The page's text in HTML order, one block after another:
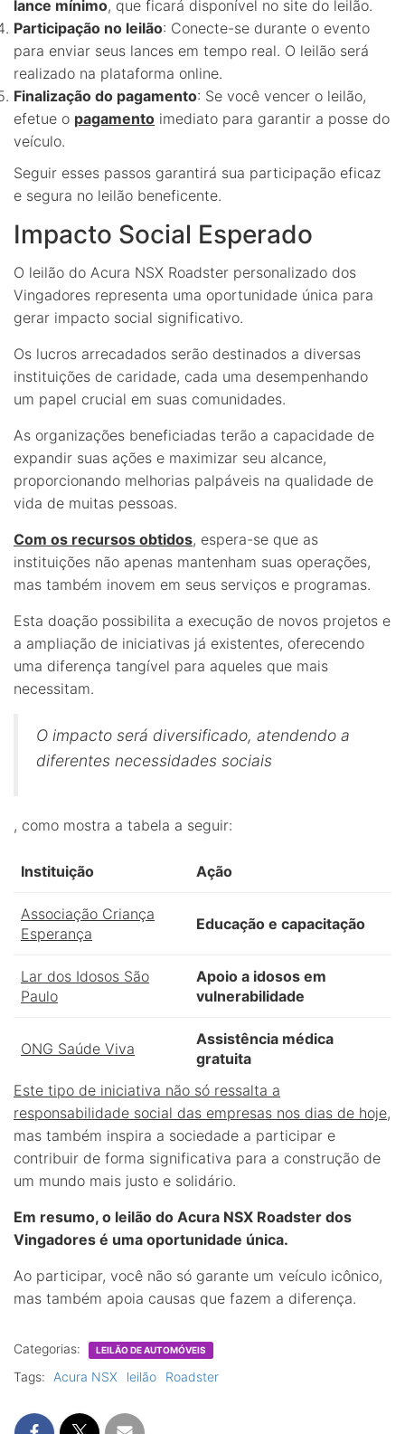
lance mínimo, que ficará disponível no site do leilão.
Participação no leilão: Conecte-se durante o evento
para enviar seus lances em tempo real. O leilão será
realizado na plataforma online.
Finalização do pagamento: Se você vencer o leilão,
efetue o pagamento imediato para garantir a posse do
veículo.
Seguir esses passos garantirá sua participação eficaz
e segura no leilão beneficente.
Impacto Social Esperado
O leilão do Acura NSX Roadster personalizado dos
Vingadores representa uma oportunidade única para
gerar impacto social significativo.
Os lucros arrecadados serão destinados a diversas
instituições de caridade, cada uma desempenhando
um papel crucial em suas comunidades.
As organizações beneficiadas terão a capacidade de
expandir suas ações e maximizar seu alcance,
proporcionando melhorias palpáveis na qualidade de
vida de muitas pessoas.
Com os recursos obtidos, espera-se que as
instituições não apenas mantenham suas operações,
mas também inovem em seus serviços e programas.
Esta doação possibilita a execução de novos projetos e
a ampliação de iniciativas já existentes, oferecendo
uma diferença tangível para aqueles que mais
necessitam.
O impacto será diversificado, atendendo a
diferentes necessidades sociais
, como mostra a tabela a seguir:
Instituição Ação
Associação Criança
Esperança
Educação e capacitação
Lar dos Idosos São
Paulo
Apoio a idosos em
vulnerabilidade
ONG Saúde Viva
Assistência médica
gratuita
Este tipo de iniciativa não só ressalta a
responsabilidade social das empresas nos dias de hoje,
mas também inspira a sociedade a participar e
contribuir de forma significativa para a construção de
um mundo mais justo e solidário.
Em resumo, o leilão do Acura NSX Roadster dos
Vingadores é uma oportunidade única.
Ao participar, você não só garante um veículo icônico,
mas também apoia causas que fazem a diferença.
Categorias: LEILÃO DE AUTOMÓVEIS
Tags: Acura NSX leilão Roadster